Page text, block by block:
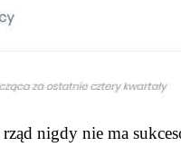
nigdy nie ma